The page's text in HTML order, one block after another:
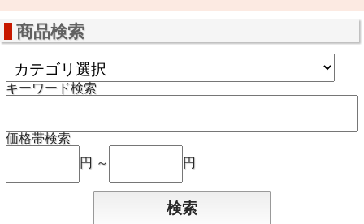
商品検索
キーワード検索
価格帯検索
円 ～
円